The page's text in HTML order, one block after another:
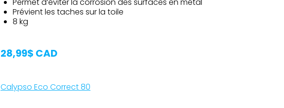
Prévient les taches sur la toile
8 kg
28,99$ CAD
Calypso Eco Correct 80